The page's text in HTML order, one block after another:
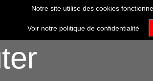
VISITER DÉCOUVRIR
Notre site utilise des cookies
Voir notre politique de confidentialité